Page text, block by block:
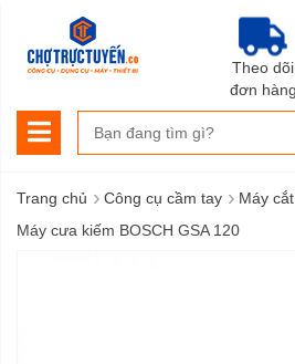
Theo dõi
đơn hàng
Trang chủ › Công cụ cầm tay › Máy
Máy cưa kiếm BOSCH GSA 120